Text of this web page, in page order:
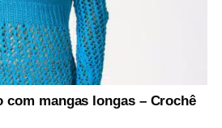
com mangas longas – Crochê